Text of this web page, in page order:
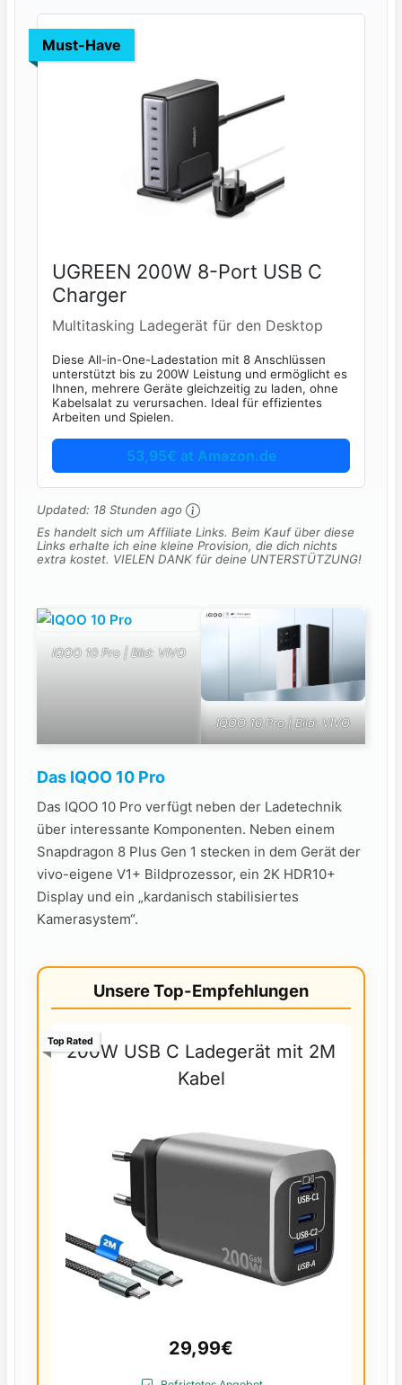
Must-Have
UGREEN 200W 8-Port USB C
Charger
Multitasking Ladegerät für den Desktop
Diese All-in-One-Ladestation mit 8 Anschlüssen
unterstützt bis zu 200W Leistung und ermöglicht es
Ihnen, mehrere Geräte gleichzeitig zu laden, ohne
Kabelsalat zu verursachen. Ideal für effizientes
Arbeiten und Spielen.
53,95€ at Amazon.de
Updated: 18 Stunden ago
Es handelt sich um Affiliate Links. Beim Kauf über diese
Links erhalte ich eine kleine Provision, die dich nichts
extra kostet. VIELEN DANK für deine UNTERSTÜTZUNG!
IQOO 10 Pro | Bild: VIVO
IQOO 10 Pro | Bild: VIVO
Das IQOO 10 Pro
Das IQOO 10 Pro verfügt neben der Ladetechnik
über interessante Komponenten. Neben einem
Snapdragon 8 Plus Gen 1 stecken in dem Gerät der
vivo-eigene V1+ Bildprozessor, ein 2K HDR10+
Display und ein „kardanisch stabilisiertes
Kamerasystem“.
Unsere Top-Empfehlungen
200W USB C Ladegerät mit 2M
Kabel
Top Rated
29,99€